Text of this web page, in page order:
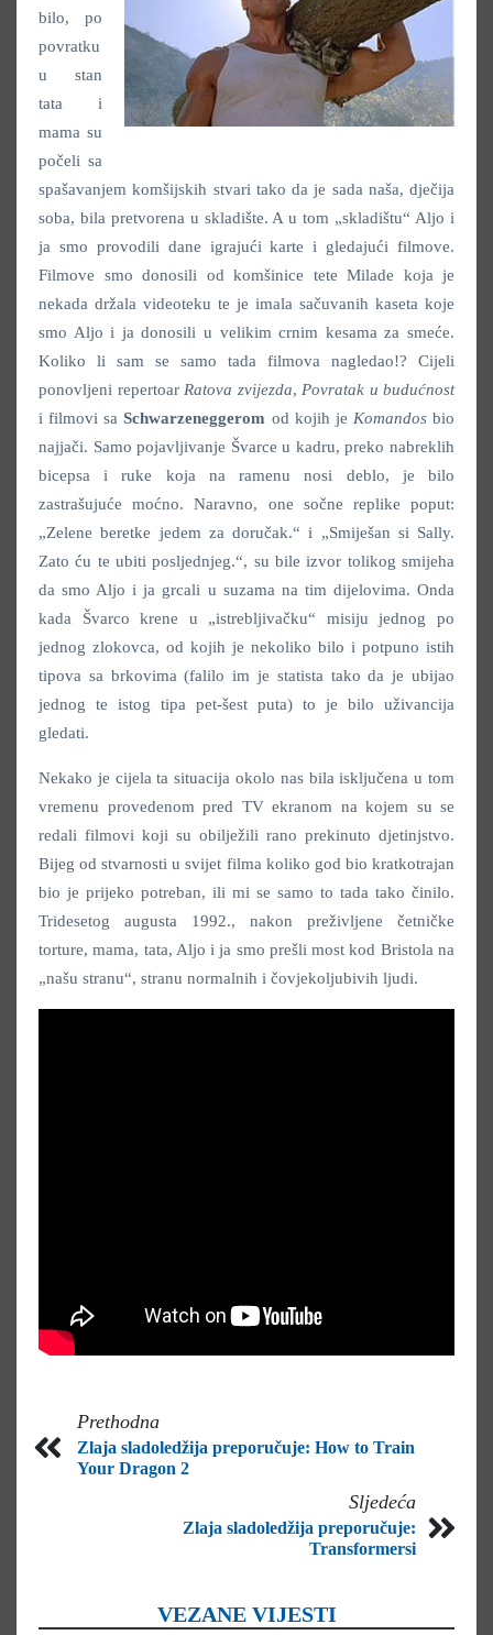
bilo, po
povratku
u stan
tata i
mama su
počeli sa
spašavanjem komšijskih stvari tako da je sada naša, dječija
soba, bila pretvorena u skladište. A u tom „skladištu“ Aljo i
ja smo provodili dane igrajući karte i gledajući filmove.
Filmove smo donosili od komšinice tete Milade koja je
nekada držala videoteku te je imala sačuvanih kaseta koje
smo Aljo i ja donosili u velikim crnim kesama za smeće.
Koliko li sam se samo tada filmova nagledao!? Cijeli
ponovljeni repertoar Ratova zvijezda, Povratak u budućnost
i filmovi saSchwarzeneggerom od kojih je Komandosbio
najjači. Samo pojavljivanje Švarce u kadru, preko nabreklih
bicepsa i ruke koja na ramenu nosi deblo, je bilo
zastrašujuće moćno. Naravno, one sočne replike poput:
„Zelene beretke jedem za doručak.“ i „Smiješan si Sally.
Zato ću te ubiti posljednjeg.“, su bile izvor tolikog smijeha
da smo Aljo i ja grcali u suzama na tim dijelovima. Onda
kada Švarco krene u „istrebljivačku“ misiju jednog po
jednog zlokovca, od kojih je nekoliko bilo i potpuno istih
tipova sa brkovima (falilo im je statista tako da je ubijao
jednog te istog tipa pet-šest puta) to je bilo uživancija
gledati.
Nekako je cijela ta situacija okolo nas bila isključena u tom
vremenu provedenom pred TV ekranom na kojem su se
redali filmovi koji su obilježili rano prekinuto djetinjstvo.
Bijeg od stvarnosti u svijet filma koliko god bio kratkotrajan
bio je prijeko potreban, ili mi se samo to tada tako činilo.
Tridesetog augusta 1992., nakon preživljene četničke
torture, mama, tata, Aljo i ja smo prešli most kod Bristola na
„našu stranu“, stranu normalnih i čovjekoljubivih ljudi.
Prethodna
Zlaja sladoledžija preporučuje: How to Train
Your Dragon 2
Sljedeća
Zlaja sladoledžija preporučuje:
Transformersi
VEZANE VIJESTI